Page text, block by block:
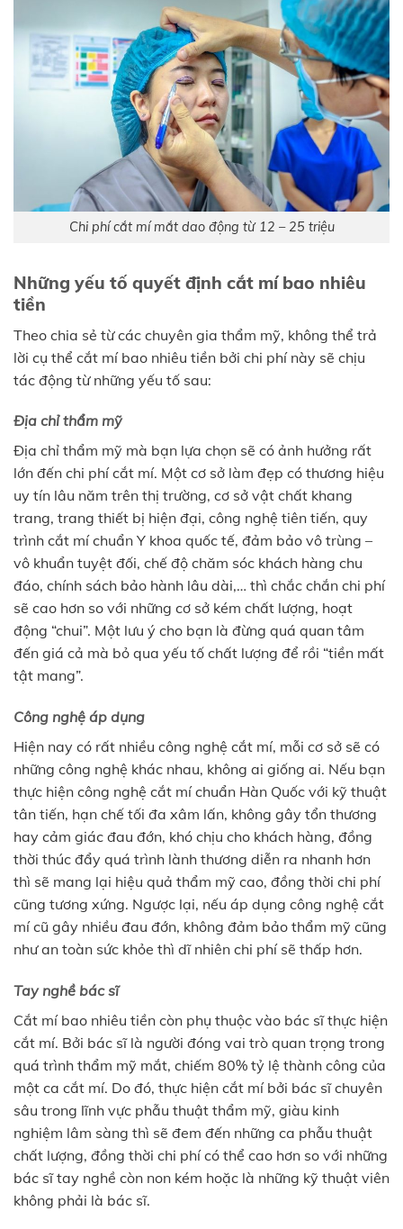
Chi phí cắt mí mắt dao động từ 12 – 25 triệu
Những yếu tố quyết định cắt mí bao nhiêu
tiền
Theo chia sẻ từ các chuyên gia thẩm mỹ, không thể trả
lời cụ thể cắt mí bao nhiêu tiền bởi chi phí này sẽ chịu
tác động từ những yếu tố sau:
Địa chỉ thẩm mỹ
Địa chỉ thẩm mỹ mà bạn lựa chọn sẽ có ảnh hưởng rất
lớn đến chi phí cắt mí. Một cơ sở làm đẹp có thương hiệu
uy tín lâu năm trên thị trường, cơ sở vật chất khang
trang, trang thiết bị hiện đại, công nghệ tiên tiến, quy
trình cắt mí chuẩn Y khoa quốc tế, đảm bảo vô trùng –
vô khuẩn tuyệt đối, chế độ chăm sóc khách hàng chu
đáo, chính sách bảo hành lâu dài,… thì chắc chắn chi phí
sẽ cao hơn so với những cơ sở kém chất lượng, hoạt
động “chui”. Một lưu ý cho bạn là đừng quá quan tâm
đến giá cả mà bỏ qua yếu tố chất lượng để rồi “tiền mất
tật mang”.
Công nghệ áp dụng
Hiện nay có rất nhiều công nghệ cắt mí, mỗi cơ sở sẽ có
những công nghệ khác nhau, không ai giống ai. Nếu bạn
thực hiện công nghệ cắt mí chuẩn Hàn Quốc với kỹ thuật
tân tiến, hạn chế tối đa xâm lấn, không gây tổn thương
hay cảm giác đau đớn, khó chịu cho khách hàng, đồng
thời thúc đẩy quá trình lành thương diễn ra nhanh hơn
thì sẽ mang lại hiệu quả thẩm mỹ cao, đồng thời chi phí
cũng tương xứng. Ngược lại, nếu áp dụng công nghệ cắt
mí cũ gây nhiều đau đớn, không đảm bảo thẩm mỹ cũng
như an toàn sức khỏe thì dĩ nhiên chi phí sẽ thấp hơn.
Tay nghề bác sĩ
Cắt mí bao nhiêu tiền còn phụ thuộc vào bác sĩ thực hiện
cắt mí. Bởi bác sĩ là người đóng vai trò quan trọng trong
quá trình thẩm mỹ mắt, chiếm 80% tỷ lệ thành công của
một ca cắt mí. Do đó, thực hiện cắt mí bởi bác sĩ chuyên
sâu trong lĩnh vực phẫu thuật thẩm mỹ, giàu kinh
nghiệm lâm sàng thì sẽ đem đến những ca phẫu thuật
chất lượng, đồng thời chi phí có thể cao hơn so với những
bác sĩ tay nghề còn non kém hoặc là những kỹ thuật viên
không phải là bác sĩ.